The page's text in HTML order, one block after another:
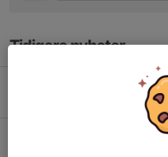
Tidigare nyheter
4